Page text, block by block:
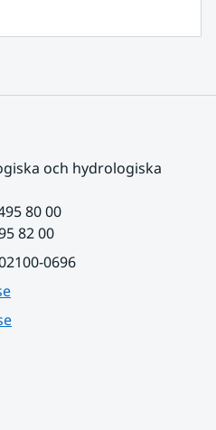
och hydrologiska
80 00
82 00
0696